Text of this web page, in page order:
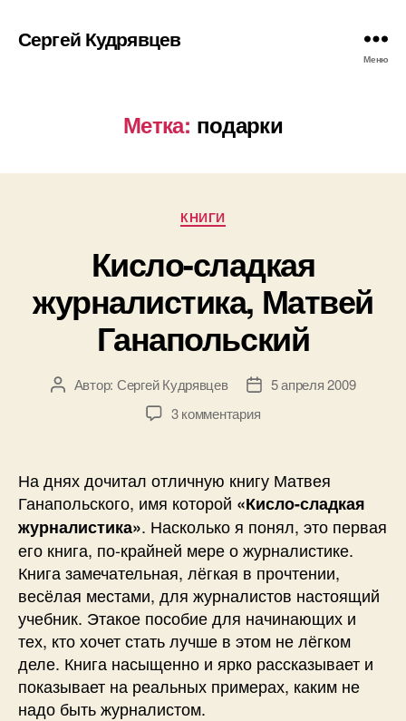
Сергей Кудрявцев
Меню
Метка: подарки
Рубрики
КНИГИ
Кисло-сладкая
журналистика, Матвей
Ганапольский
АвторАвтор: Сергей Кудрявцев
Дата5 апреля 2009
3 комментарияк
сладкая
журналистика,
Матвей
Ганапольский
На днях дочитал отличную книгу Матвея
Ганапольского, имя которой «Кисло-сладкая
журналистика». Насколько я понял, это первая
его книга, по-крайней мере о журналистике.
Книга замечательная, лёгкая в прочтении,
весёлая местами, для журналистов настоящий
учебник. Этакое пособие для начинающих и
тех, кто хочет стать лучше в этом не лёгком
деле. Книга насыщенно и ярко рассказывает и
показывает на реальных примерах, каким не
надо быть журналистом.